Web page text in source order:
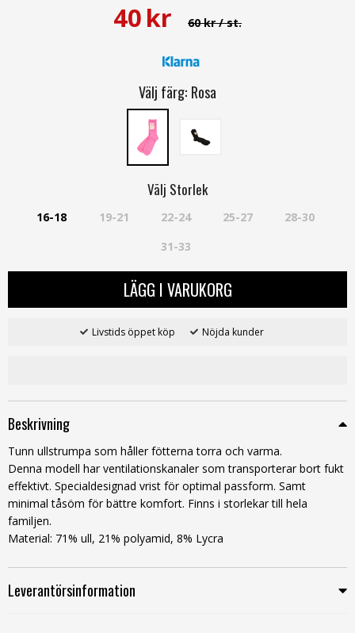
40kr 60 kr/ st.
Välj färg: Rosa
Välj Storlek
16-18 19-21 22-24 25-27
28-30
31-33
LÄGG I VARUKORG
Livstids öppet köp Nöjda kunder
Beskrivning
Tunn ullstrumpa som håller fötterna torra och varma.
Denna modell har ventilationskanaler som transporterar bort fukt
effektivt. Specialdesignad vrist för optimal passform. Samt
minimal tåsöm för bättre komfort. Finns i storlekar till hela
familjen.
Material: 71% ull, 21% polyamid, 8% Lycra
Leverantörsinformation